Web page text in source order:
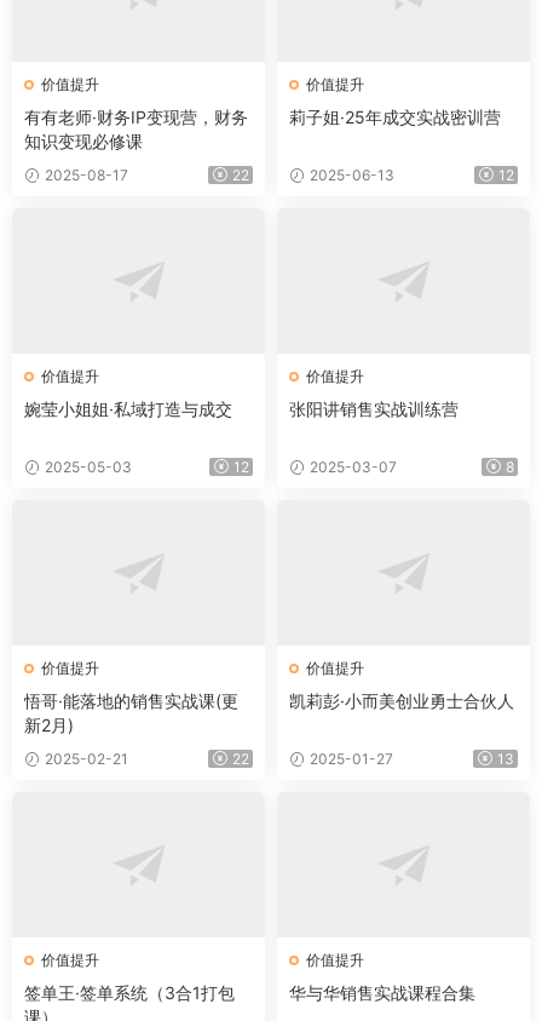
价值提升
有有老师·财务IP变现营，财务
知识变现必修课
2025-08-17 22
价值提升
莉子姐·25年成交实战密训营
2025-06-13 12
价值提升
婉莹小姐姐·私域打造与成交
2025-05-03 12
价值提升
张阳讲销售实战训练营
2025-03-07 8
价值提升
悟哥·能落地的销售实战课(更
新2月)
2025-02-21 22
价值提升
凯莉彭·小而美创业勇士合伙人
2025-01-27 13
价值提升
签单王·签单系统（3合1打包
课）
价值提升
华与华销售实战课程合集